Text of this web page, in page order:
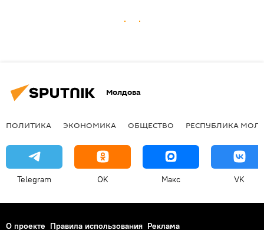
Молдова
ПОЛИТИКА ЭКОНОМИКА ОБЩЕСТВО РЕСПУБЛИКА
Telegram OK Макс VK
О проекте Правила использования Реклама